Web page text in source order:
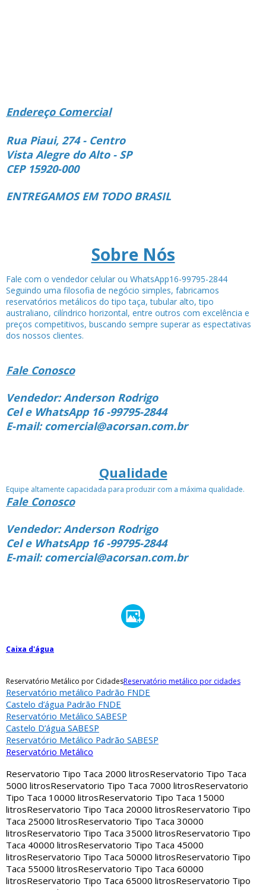
Endereço Comercial
Rua Piaui, 274 - Centro
Vista Alegre do Alto - SP
CEP 15920-000
ENTREGAMOS EM TODO BRASIL
Sobre Nós
Fale com o vendedor celular ou WhatsApp16-99795-2844
Seguindo uma filosofia de negócio simples, fabricamos
reservatórios metálicos do tipo taça, tubular alto, tipo
australiano, cilíndrico horizontal, entre outros com excelência e
preços competitivos, buscando sempre superar as espectativas
dos nossos clientes.
Fale Conosco
Vendedor: Anderson Rodrigo
Cel e WhatsApp 16 -99795-2844
E-mail: comercial@acorsan.com.br
Qualidade
Equipe altamente capacidada para produzir com a máxima qualidade.
Fale Conosco
Vendedor: Anderson Rodrigo
Cel e WhatsApp 16 -99795-2844
E-mail: comercial@acorsan.com.br
Caixa d'água
Reservatório Metálico por CidadesReservatório metálico por cidades
Reservatório metálico Padrão FNDE
Castelo d’água Padrão FNDE
Reservatório Metálico SABESP
Castelo D’água SABESP
Reservatório Metálico Padrão SABESP
Reservatório Metálico
Reservatorio Tipo Taca 2000 litrosReservatorio Tipo Taca
5000 litrosReservatorio Tipo Taca 7000 litrosReservatorio
Tipo Taca 10000 litrosReservatorio Tipo Taca 15000
litrosReservatorio Tipo Taca 20000 litrosReservatorio Tipo
Taca 25000 litrosReservatorio Tipo Taca 30000
litrosReservatorio Tipo Taca 35000 litrosReservatorio Tipo
Taca 40000 litrosReservatorio Tipo Taca 45000
litrosReservatorio Tipo Taca 50000 litrosReservatorio Tipo
Taca 55000 litrosReservatorio Tipo Taca 60000
litrosReservatorio Tipo Taca 65000 litrosReservatorio Tipo